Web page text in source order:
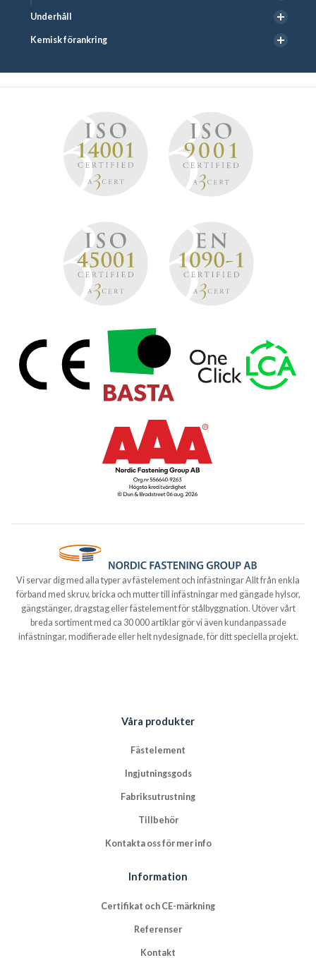
Underhåll
Kemisk förankring
Vi servar dig med alla typer av fästelement och infästningar Allt från enkla
förband med skruv, bricka och mutter till infästningar med gängade hylsor,
gängstänger, dragstag eller fästelement för stålbyggnation. Utöver vårt
breda sortiment med ca 30 000 artiklar gör vi även kundanpassade
infästningar, modifierade eller helt nydesignade, för ditt speciella projekt.
Våra produkter
Fästelement
Ingjutningsgods
Fabriksutrustning
Tillbehör
Kontakta oss för mer info
Information
Certifikat och CE-märkning
Referenser
Kontakt